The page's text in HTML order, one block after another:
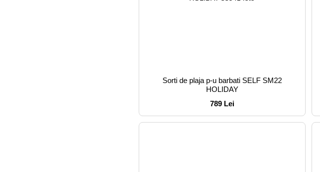
Sorti de plaja p-u barbati SELF SM22
HOLIDAY
789 Lei